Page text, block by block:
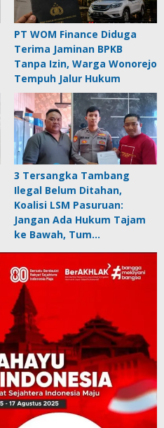
PT WOM Finance Diduga
Terima Jaminan BPKB
Tanpa Izin, Warga Wonorejo
Tempuh Jalur Hukum
3 Tersangka Tambang
Ilegal Belum Ditahan,
Koalisi LSM Pasuruan:
Jangan Ada Hukum Tajam
ke Bawah, Tum…